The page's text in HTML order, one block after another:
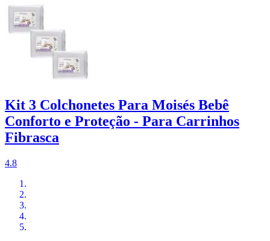
Kit 3 Colchonetes Para Moisés Bebê
Conforto e Proteção - Para Carrinhos
Fibrasca
4.8